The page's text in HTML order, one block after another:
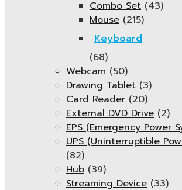
Combo Set (43)
Mouse (215)
Keyboard
(68)
Webcam (50)
Drawing Tablet (3)
Card Reader (20)
External DVD Drive (2)
EPS (Emergency Power
UPS (Uninterruptible
(82)
Hub (39)
Streaming Device (33)